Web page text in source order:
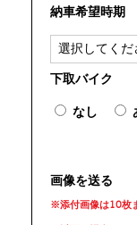
納車希望時期
下取バイク
なし
画像を送る
※添付画像は10枚